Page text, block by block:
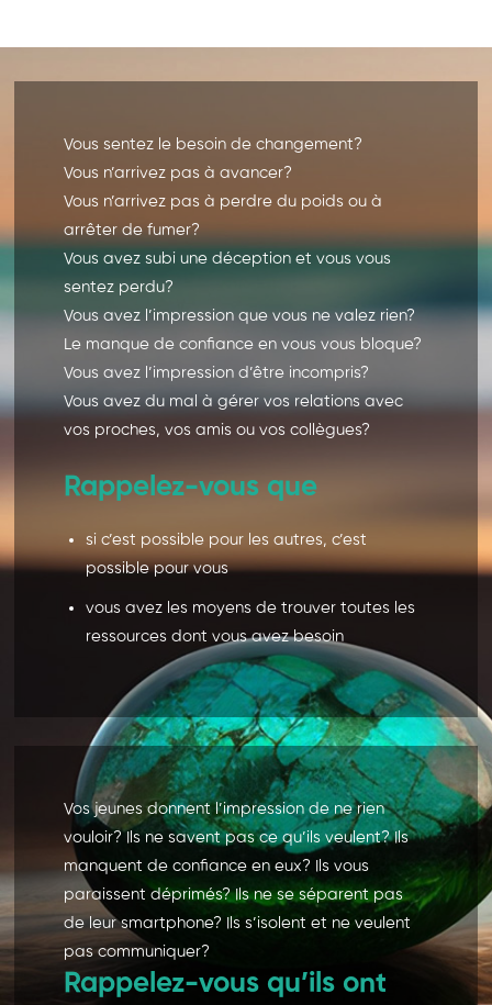
Vous sentez le besoin de changement?
Vous n’arrivez pas à avancer?
Vous n’arrivez pas à perdre du poids ou à
arrêter de fumer?
Vous avez subi une déception et vous vous
sentez perdu?
Vous avez l’impression que vous ne valez rien?
Le manque de confiance en vous vous bloque?
Vous avez l’impression d’être incompris?
Vous avez du mal à gérer vos relations avec
vos proches, vos amis ou vos collègues?
Rappelez-vous que
si c’est possible pour les autres, c’est
possible pour vous
vous avez les moyens de trouver toutes les
ressources dont vous avez besoin
Vos jeunes donnent l’impression de ne rien
vouloir? Ils ne savent pas ce qu’ils veulent? Ils
manquent de confiance en eux? Ils vous
paraissent déprimés? Ils ne se séparent pas
de leur smartphone? Ils s’isolent et ne veulent
pas communiquer?
Rappelez-vous qu’ils ont